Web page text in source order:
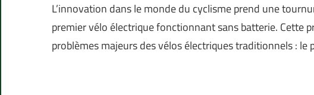
L’innovation dans le monde du cyclisme prend une
premier vélo électrique fonctionnant sans batterie. Cette
problèmes majeurs des vélos électriques traditionnels :